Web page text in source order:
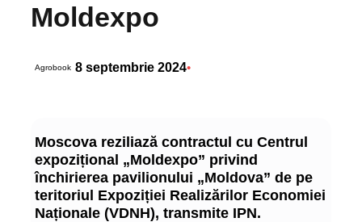
Moldexpo
Agrobook 8 septembrie 2024•
Moscova reziliază contractul cu Centrul
expozițional „Moldexpo” privind
închirierea pavilionului „Moldova” de pe
teritoriul Expoziției Realizărilor Economiei
Naționale (VDNH), transmite IPN.